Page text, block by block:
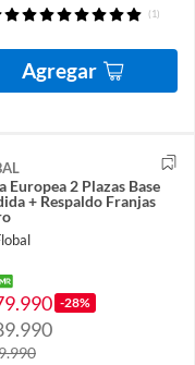
(1)
Agregar
Europea 2 Plazas Base
+ Respaldo Franjas
-28%